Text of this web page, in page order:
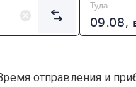
Туда
отправления и